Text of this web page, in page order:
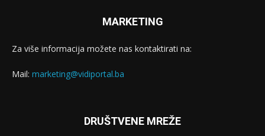
MARKETING
Za više informacija možete nas kontaktirati na:
Mail: marketing@vidiportal.ba
DRUŠTVENE MREŽE